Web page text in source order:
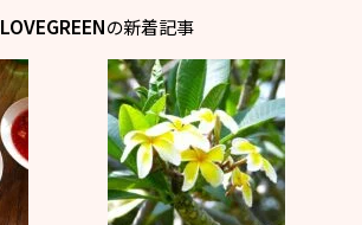
LOVEGREENの新着記事